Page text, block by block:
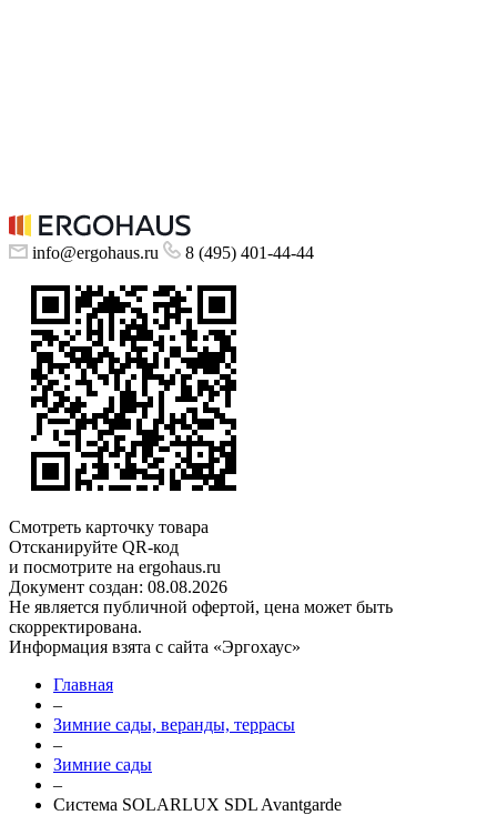
info@ergohaus.ru 8 (495) 401-44-44
Смотреть карточку товара
Отсканируйте QR-код
и посмотрите на ergohaus.ru
Документ создан: 08.08.2026
Не является публичной офертой, цена может быть
скорректирована.
Информация взята с сайта «Эргохаус»
Главная
–
Зимние сады, веранды, террасы
–
Зимние сады
–
Система SOLARLUX SDL Avantgarde